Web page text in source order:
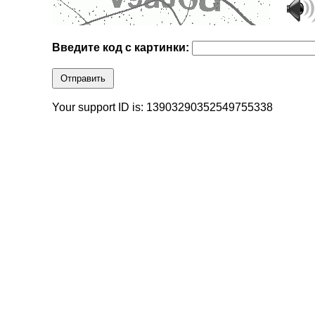
Введите код с картинки:
Отправить
Your support ID is: 13903290352549755338